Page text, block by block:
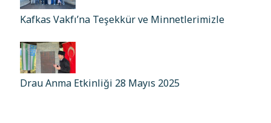
Kafkas Vakfı’na Teşekkür ve Minnetlerimizle
Drau Anma Etkinliği 28 Mayıs 2025